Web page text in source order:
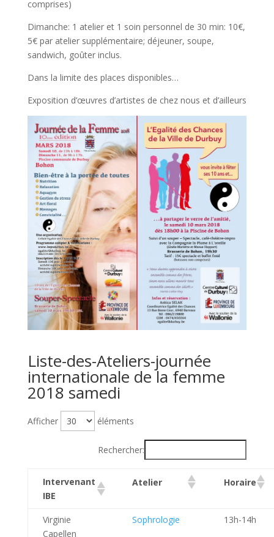
comprises)
Dimanche: 1 atelier et 1 soin personnel de 30 min: 10€,
5€ par atelier supplémentaire; déjeuner, soupe,
sandwich, goûter inclus.
Dans la limite des places disponibles…
Exposition d’œuvres d’artistes de chez nous et d’ailleurs
Liste-des-Ateliers-journée
internationale de la femme
2018 samedi
Afficher éléments
Rechercher:
Intervenant
IBE
Atelier Horaire
Virginie
Capellen
Sophrologie 13h-14h